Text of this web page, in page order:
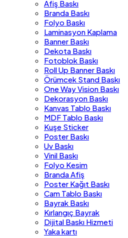
Afiş Baskı
Branda Baskı
Folyo Baskı
Laminasyon Kaplama
Banner Baskı
Dekota Baskı
Fotoblok Baskı
Roll Up Banner Baskı
Örümcek Stand Baskı
One Way Vision Baskı
Dekorasyon Baskı
Kanvas Tablo Baskı
MDF Tablo Baskı
Kuşe Sticker
Poster Baskı
Uv Baskı
Vinil Baskı
Folyo Kesim
Branda Afiş
Poster Kağıt Baskı
Cam Tablo Baskı
Bayrak Baskı
Kırlangıç Bayrak
Dijital Baskı Hizmeti
Yaka kartı